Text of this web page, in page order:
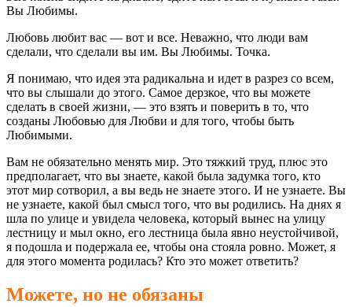
Вы Любимы.
Любовь любит вас — вот и все. Неважно, что люди вам
сделали, что сделали вы им. Вы Любимы. Точка.
Я понимаю, что идея эта радикальна и идет в разрез со всем,
что вы слышали до этого. Самое дерзкое, что вы можете
сделать в своей жизни, — это взять и поверить в то, что
созданы Любовью для Любви и для того, чтобы быть
Любимыми.
Вам не обязательно менять мир. Это тяжкий труд, плюс это
предполагает, что вы знаете, какой была задумка того, кто
этот мир сотворил, а вы ведь не знаете этого. И не узнаете. Вы
не узнаете, какой был смысл того, что вы родились. На днях я
шла по улице и увидела человека, который вынес на улицу
лестницу и мыл окно, его лестница была явно неустойчивой,
я подошла и подержала ее, чтобы она стояла ровно. Может, я
для этого момента родилась? Кто это может ответить?
Можете, но не обязаны